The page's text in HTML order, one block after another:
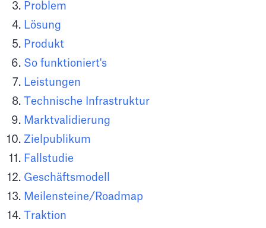
Problem
Lösung
Produkt
So funktioniert's
Leistungen
Technische Infrastruktur
Marktvalidierung
Zielpublikum
Fallstudie
Geschäftsmodell
Meilensteine/Roadmap
Traktion